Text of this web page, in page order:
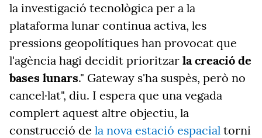
la investigació tecnològica per a la
plataforma lunar continua activa, les
pressions geopolítiques han provocat que
l'agència hagi decidit prioritzar la creació de
bases lunars." Gateway s'ha suspès, però no
cancel·lat", diu. I espera que una vegada
complert aquest altre objectiu, la
construcció de la nova estació espacial torni